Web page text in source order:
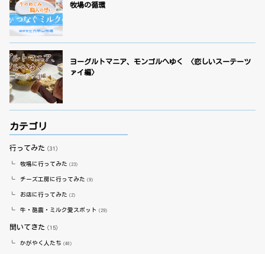
牧場の循環
ヨーグルトマニア、モンゴルへゆく 〈恋しいスーテーツ
ァイ編〉
カテゴリ
行ってみた（31）
牧場に行ってみた（23）
チーズ工房に行ってみた（9）
お店に行ってみた（2）
牛・酪農・ミルク愛スポット（29）
聞いてきた（15）
かがやく人たち（40）